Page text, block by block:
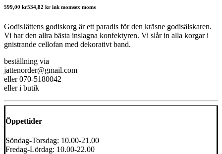
599,00 kr534,82 kr ink momsex moms
GodisJättens godiskorg är ett paradis för den kräsne godisälskaren.
Vi har den allra bästa inslagna konfektyren. Vi slår in alla korgar i
gnistrande cellofan med dekorativt band.
beställning via
jattenorder@gmail.com
eller 070-5180042
eller i butik
Öppettider
Söndag-Torsdag: 10.00-21.00
Fredag-Lördag: 10.00-22.00